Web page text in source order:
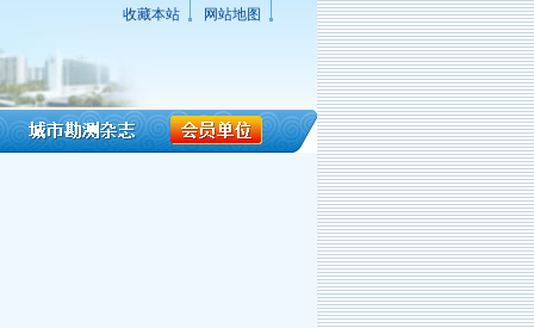
收藏本站 网站地图